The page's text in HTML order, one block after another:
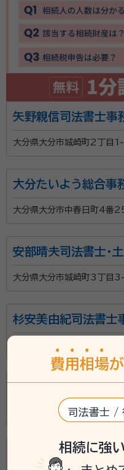
矢野親信司法書士事
大分県大分市城崎町2丁目
大分たいよう総合事
大分県大分市中春日町4番
安部晴夫司法書士・
大分県大分市城崎町3丁目
杉安美由紀司法書士
猪野俊治司法書士事
大分県竹田市大字会々
費用 相場
司法書士 /
相続に強